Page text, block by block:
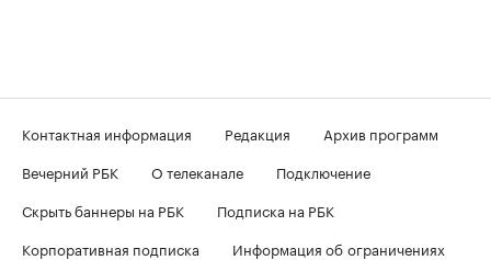
Контактная информация Редакция
Архив программ
Вечерний РБК
О телеканале
Подключение
Скрыть баннеры на РБК
Подписка на РБК
Корпоративная подписка
Информация об ограничениях